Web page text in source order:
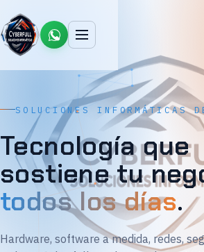
SOLUCIONES INFORMÁTICAS
Tecnología que
sostiene tu
todos los días.
Hardware, software a medida, redes,